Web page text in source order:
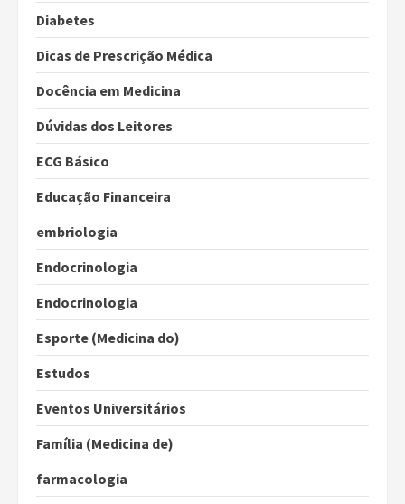
Diabetes
Dicas de Prescrição Médica
Docência em Medicina
Dúvidas dos Leitores
ECG Básico
Educação Financeira
embriologia
Endocrinologia
Endocrinologia
Esporte (Medicina do)
Estudos
Eventos Universitários
Família (Medicina de)
farmacologia